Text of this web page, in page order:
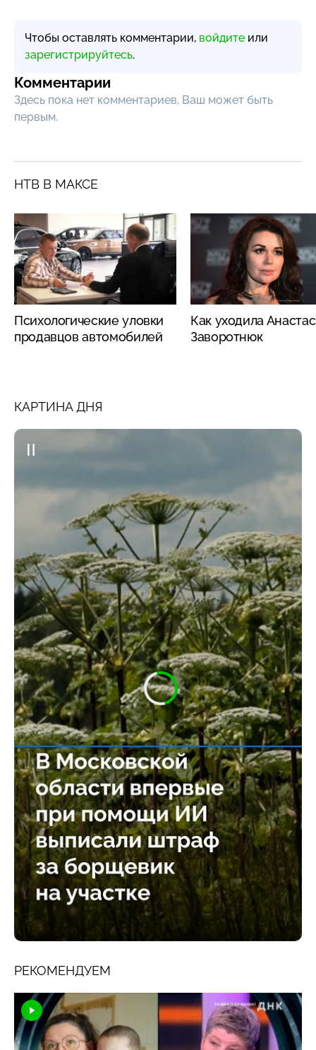
Чтобы оставлять комментарии, войдите или
зарегистрируйтесь.
Комментарии
Здесь пока нет комментариев, Ваш может быть
первым.
НТВ В МАКСЕ
Психологические уловки
продавцов автомобилей
Как уходила
Заворотнюк
КАРТИНА ДНЯ
РЕКОМЕНДУЕМ